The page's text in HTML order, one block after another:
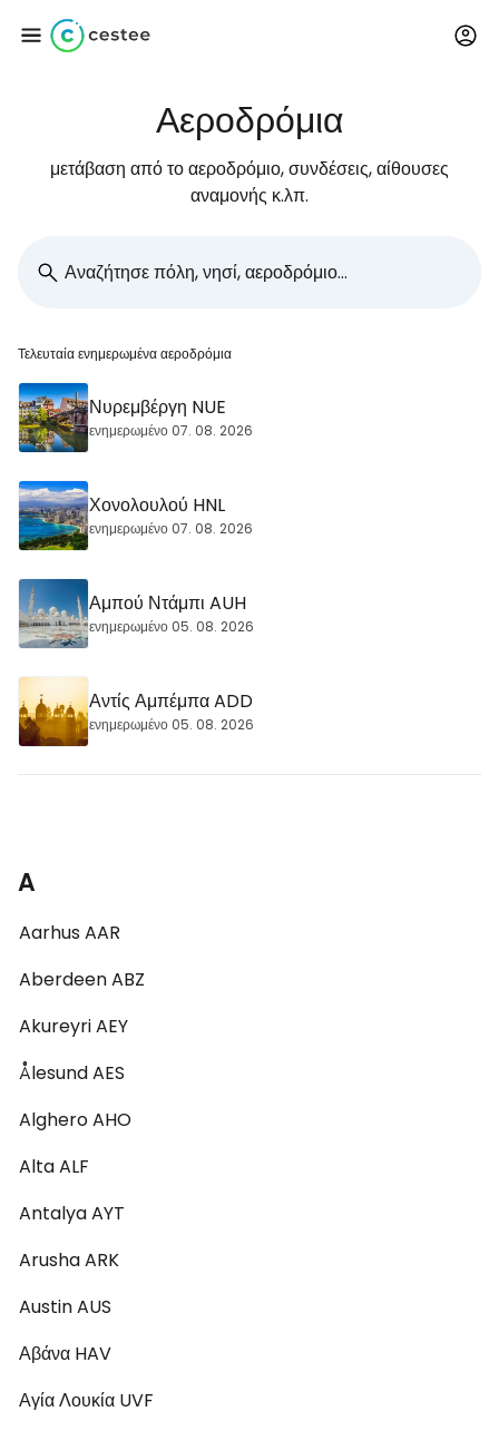
Αεροδρόμια
μετάβαση από το αεροδρόμιο, συνδέσεις, αίθουσες
αναμονής κ.λπ.
Τελευταία ενημερωμένα αεροδρόμια
Νυρεμβέργη NUE
ενημερωμένο 07. 08. 2026
Χονολουλού HNL
ενημερωμένο 07. 08. 2026
Αμπού Ντάμπι AUH
ενημερωμένο 05. 08. 2026
Αντίς Αμπέμπα ADD
ενημερωμένο 05. 08. 2026
A
Aarhus AAR
Aberdeen ABZ
Akureyri AEY
Ålesund AES
Alghero AHO
Alta ALF
Antalya AYT
Arusha ARK
Austin AUS
Αβάνα HAV
Αγία Λουκία UVF
Συνδεθείτε στο Cestee
... η παγκόσμια ταξιδιωτική κοινότητα
Συνεχίστε με email